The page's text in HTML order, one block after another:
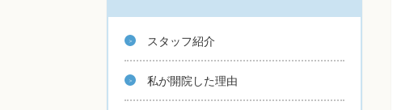
スタッフ紹介
私が開院した理由